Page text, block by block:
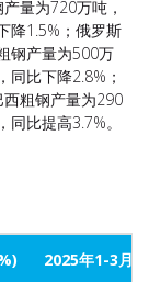
量为720万吨，
降1.5%；俄罗斯
钢产量为500万
比下降2.8%；
粗钢产量为290
比提高3.7%。
2025年1-3月 (